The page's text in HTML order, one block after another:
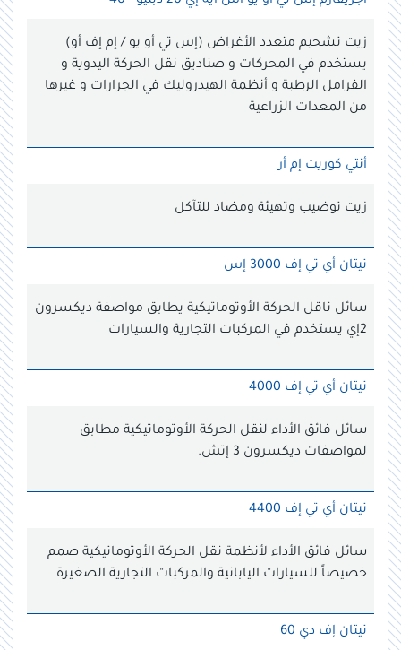
زيت تشحيم متعدد الأغراض (إس تي أو يو / إم إف أو)
يستخدم في المحركات و صناديق نقل الحركة اليدوية و
الفرامل الرطبة و أنظمة الهيدروليك في الجرارات و غيرها
من المعدات الزراعية
أنتي كوريت إم أر
زيت توضيب وتهيئة ومضاد للتآكل
تيتان أي تي إف 3000 إس
سائل ناقل الحركة الأوتوماتيكية يطابق مواصفة ديكسرون
2إي يستخدم في المركبات التجارية والسيارات
تيتان أي تي إف 4000
سائل فائق الأداء لنقل الحركة الأوتوماتيكية مطابق
لمواصفات ديكسرون 3 إتش.
تيتان أي تي إف 4400
سائل فائق الأداء لأنظمة نقل الحركة الأوتوماتيكية صمم
خصيصاً للسيارات اليابانية والمركبات التجارية الصغيرة
تيتان إف دي 60